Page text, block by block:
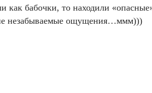
как бабочки, то находили
незабываемые ощущения…ммм)))